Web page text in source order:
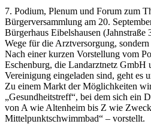
7. Podium, Plenum und Forum zum
Bürgerversammlung am 20.
Bürgerhaus Eibelshausen (Jahnstraße
Wege für die Arztversorgung,
Nach einer kurzen Vorstellung vom
Eschenburg, die Landarztnetz GmbH
Vereinigung eingeladen sind, geht es
Zu einem Markt der Möglichkeiten
„Gesundheitstreff“, bei dem sich ein
von A wie Altenheim bis Z wie
Mittelpunktschwimmbad“ – vorstellt.